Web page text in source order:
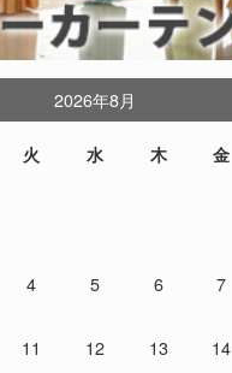
2026年8月
火 水 木 金
4 5 6 7
11 12 13 14